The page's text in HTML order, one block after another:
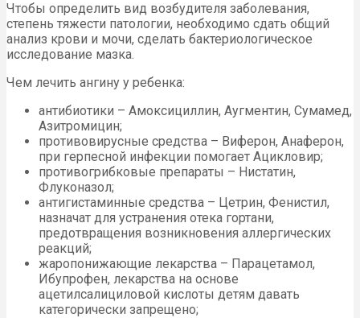
Чтобы определить вид возбудителя заболевания,
степень тяжести патологии, необходимо сдать общий
анализ крови и мочи, сделать бактериологическое
исследование мазка.
Чем лечить ангину у ребенка:
антибиотики – Амоксициллин, Аугментин, Сумамед,
Азитромицин;
противовирусные средства – Виферон, Анаферон,
при герпесной инфекции помогает Ацикловир;
противогрибковые препараты – Нистатин,
Флуконазол;
антигистаминные средства – Цетрин, Фенистил,
назначат для устранения отека гортани,
предотвращения возникновения аллергических
реакций;
жаропонижающие лекарства – Парацетамол,
Ибупрофен, лекарства на основе
ацетилсалициловой кислоты детям давать
категорически запрещено;